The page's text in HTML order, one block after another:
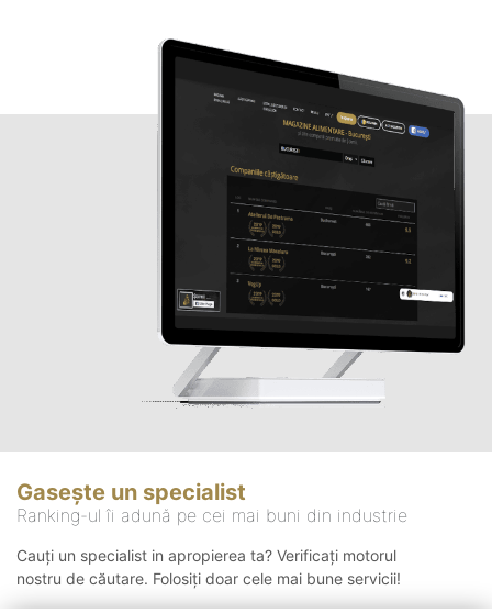
Gasește un specialist
Ranking-ul îi adună pe cei mai buni din industrie
Cauți un specialist in apropierea ta? Verificați motorul
nostru de căutare. Folosiți doar cele mai bune servicii!